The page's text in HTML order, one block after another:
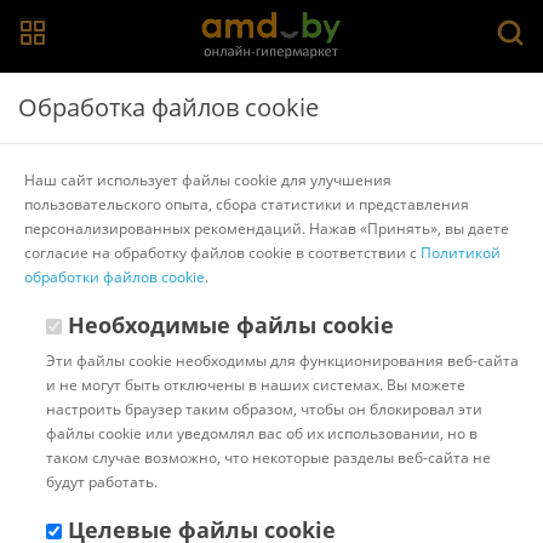
Главная > Каталог товаров Ноутбуки
Chuwi Игровые (геймерские) Machcreator IRBIS
Honor
Colorful
Трансформер Бюджетные
13 дюймов
14 дюймов
15.6 дюйма 17.3 дюйма Ультрабуки
Acer
Показать/скрыть все
Популярные
839341
Ноутбук Apple Macbook Air
13" M1 2020 MGN63
Доставка в г.Минск 07 августа
Обработка файлов cookie
Наш сайт использует файлы cookie для улучшения
пользовательского опыта, сбора статистики и представления
персонализированных рекомендаций. Нажав «Принять», вы даете
согласие на обработку файлов cookie в соответствии с Политикой
обработки файлов cookie.
Необходимые файлы cookie
Эти файлы cookie необходимы для функционирования веб-сайта
и не могут быть отключены в наших системах. Вы можете
настроить браузер таким образом, чтобы он блокировал эти
файлы cookie или уведомлял вас об их использовании, но в
таком случае возможно, что некоторые разделы веб-сайта не
будут работать.
Целевые файлы cookie